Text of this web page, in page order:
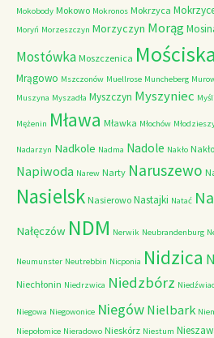
Mokobody Mokowo Mokronos Mokrzyca
Moryń Morzeszczyn Morzyczyn Morąg
Mostówka Moszczenica Mościska
Mrągowo Mszczonów Muellrose Muncheberg
Muszyna Myszadła Myszczyn Myszyniec
Mężenin Mława Mławka Młochów
Nadarzyn Nadkole Nadma Nadole Nakło
Napiwoda Narew Narty Naruszewo
Nasielsk Nasierowo Nastajki Natać
Nałęczów NDM Nerwik Neubrandenburg
Neumunster Neutrebbin Nicponia Nidzica
Niechłonin Niedrzwica Niedzbórz
Niegowa Niegowonice Niegów Nielbark
Niepołomice Nieradowo Nieskórz Niestum